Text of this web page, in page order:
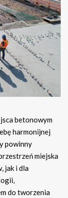
betonowym
harmonijnej
powinny
miejska
jak i dla
do tworzenia